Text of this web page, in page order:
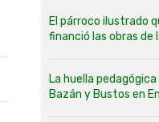
El párroco ilustrado
financió las obras de
La huella
Bazán y Bustos en